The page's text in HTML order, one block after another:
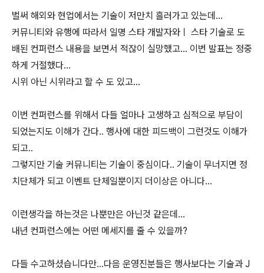
벌써 해외와 현업에서는 기술이 저만치 흘러가고 있는데...
커뮤니티와 유행에 따라서 일명 스타 개발자와ㅣ 스타 기술로 도
배된 컨퍼런스 내용을 보면서 적잖이 실망했고... 이번 발표는 정중
하게 거절했다...
시위 아닌 시위라고 할 수 도 있고...
이번 컨퍼런스를 위해서 다들 얼마나 고생하고 심적으로 부담이
되었는지도 이해가 간다.. 행사에 대한 피드백이 그런것도 이해가
되고..
그렇지만 기술 커뮤니티는 기술이 중심이다.. 기술이 무너지면 정
치단체가 되고 이벤트 단체일뿐이지 더이상은 아니다...
이런생각을 하는것은 나뿐만은 아닌것 같은데...
내년 컨퍼런스에는 어떤 메세지를 줄 수 있을까?
다들 수고하셨습니다만...다음 운영진분들은 행사보다는 기술과 J